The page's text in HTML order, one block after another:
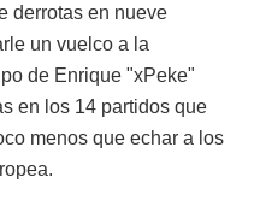
derrotas en nueve
un vuelco a la
de Enrique "xPeke"
en los 14 partidos que
menos que echar a los